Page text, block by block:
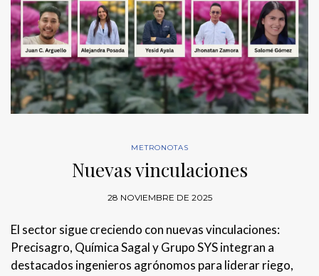
METRONOTAS
Nuevas vinculaciones
28 NOVIEMBRE DE 2025
El sector sigue creciendo con nuevas vinculaciones:
Precisagro, Química Sagal y Grupo SYS integran a
destacados ingenieros agrónomos para liderar riego,